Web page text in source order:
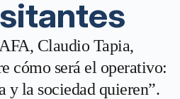
Claudio Tapia,
cómo será el operativo:
y la sociedad quieren”.